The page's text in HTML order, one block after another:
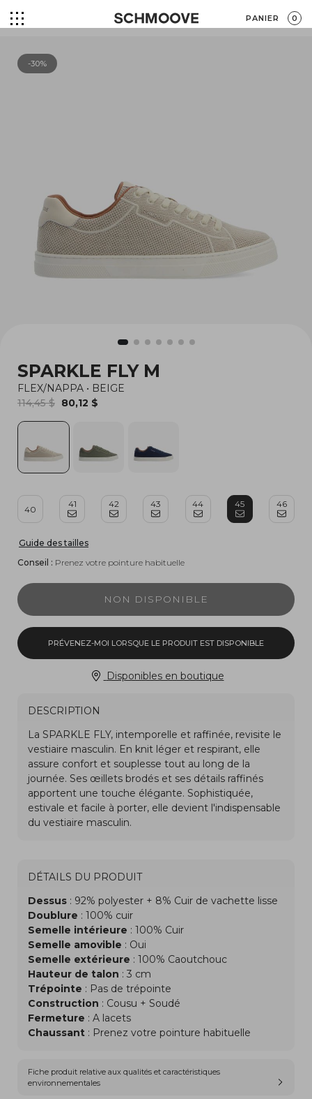
PANIER 0
-30%
SPARKLE FLY M
FLEX/NAPPA • BEIGE
114,45 $ 80,12 $
40
41 42 43 44 45 46
Guide des tailles
Conseil : Prenez votre pointure habituelle
NON DISPONIBLE
PRÉVENEZ-MOI LORSQUE LE PRODUIT EST DISPONIBLE
Disponibles en boutique
DESCRIPTION
DÉTAILS DU PRODUIT
Dessus : 92% polyester + 8% Cuir de vachette lisse
Doublure : 100% cuir
Semelle intérieure : 100% Cuir
Semelle amovible : Oui
Semelle extérieure : 100% Caoutchouc
Hauteur de talon : 3 cm
Trépointe : Pas de trépointe
Construction : Cousu + Soudé
Fermeture : A lacets
Chaussant : Prenez votre pointure habituelle
Fiche produit relative aux qualités et caractéristiques
environnementales